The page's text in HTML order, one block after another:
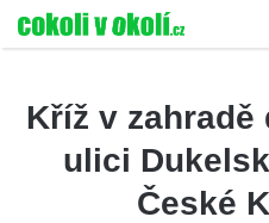
Kříž v zahradě
ulici
České